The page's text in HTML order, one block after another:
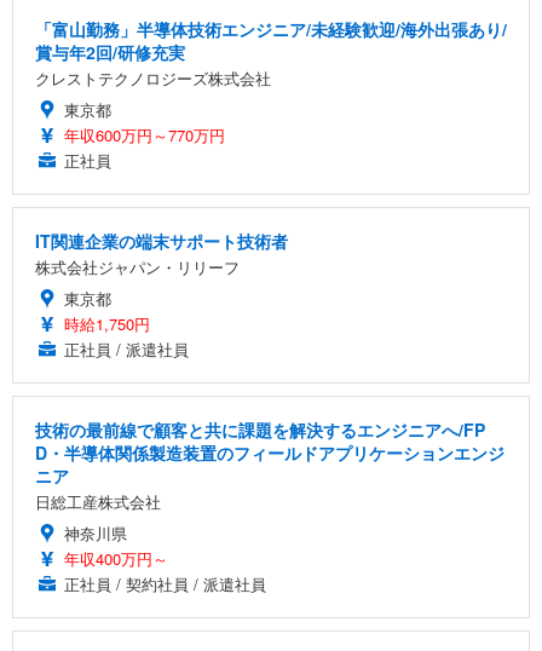
「富山勤務」半導体技術エンジニア/未経験歓迎/海外出張あり/
賞与年2回/研修充実
クレストテクノロジーズ株式会社
東京都
年収600万円～770万円
正社員
IT関連企業の端末サポート技術者
株式会社ジャパン・リリーフ
東京都
時給1,750円
正社員 / 派遣社員
技術の最前線で顧客と共に課題を解決するエンジニアへ/FP
D・半導体関係製造装置のフィールドアプリケーションエンジ
ニア
日総工産株式会社
神奈川県
年収400万円～
正社員 / 契約社員 / 派遣社員